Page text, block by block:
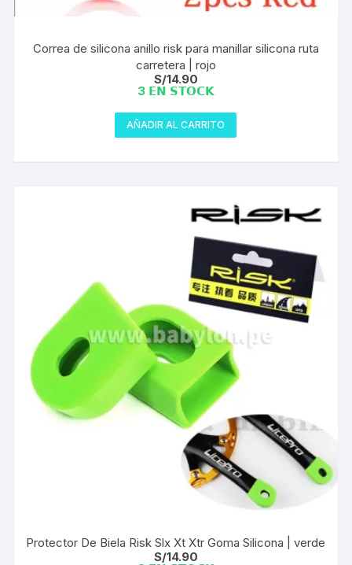
Correa de silicona anillo risk para manillar silicona ruta
carretera | rojo
S/14.90
3 𝗘𝗡 𝗦𝗧𝗢𝗖𝗞
AÑADIR AL CARRITO
Protector De Biela Risk Slx Xt Xtr Goma Silicona | verde
S/14.90